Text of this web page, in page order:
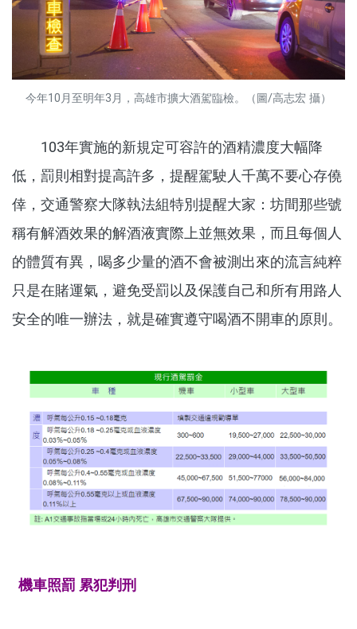
今年10月至明年3月，高雄市擴大酒駕臨檢。（圖/高志宏 攝）
103年實施的新規定可容許的酒精濃度大幅降
低，罰則相對提高許多，提醒駕駛人千萬不要心存僥
倖，交通警察大隊執法組特別提醒大家：坊間那些號
稱有解酒效果的解酒液實際上並無效果，而且每個人
的體質有異，喝多少量的酒不會被測出來的流言純粹
只是在賭運氣，避免受罰以及保護自己和所有用路人
安全的唯一辦法，就是確實遵守喝酒不開車的原則。
機車照罰 累犯判刑